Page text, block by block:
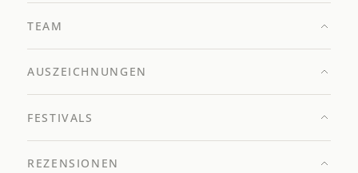
TEAM
AUSZEICHNUNGEN
FESTIVALS
REZENSIONEN